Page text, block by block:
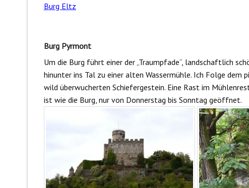
Burg Eltz
Burg Pyrmont
Um die Burg führt einer der „Traumpfade“, landschaftlich
hinunter ins Tal zu einer alten Wassermühle. Ich Folge
wild überwucherten Schiefergestein. Eine Rast im
ist wie die Burg, nur von Donnerstag bis Sonntag geöffnet.